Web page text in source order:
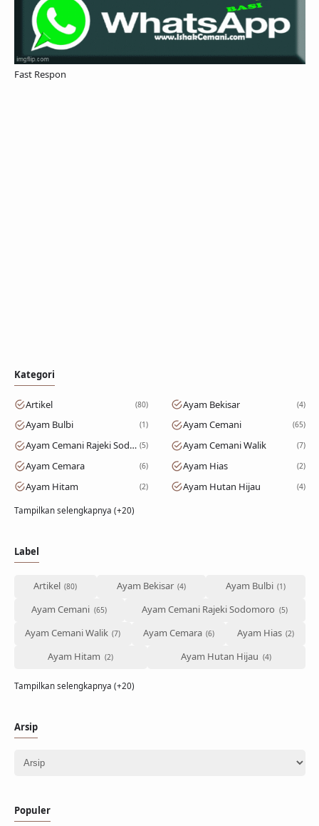
Fast Respon
Kategori
Artikel 80 Ayam Bekisar 4
Ayam Bulbi 1 Ayam Cemani 65
Ayam Cemani Rajeki Sodomoro 5 Ayam Cemani Walik 7
Ayam Cemara 6 Ayam Hias 2
Ayam Hitam 2 Ayam Hutan Hijau 4
Tampilkan selengkapnya (+20)
Label
Artikel Ayam Bekisar
Ayam Bulbi
Ayam Cemani
Ayam Cemani Rajeki Sodomoro
Ayam Cemani Walik
Ayam Cemara
Ayam Hias
Ayam Hitam
Ayam Hutan Hijau
Tampilkan selengkapnya (+20)
Arsip
Populer